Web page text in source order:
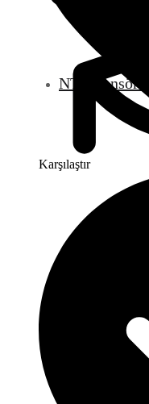
NTC Sensörler
Karşılaştır